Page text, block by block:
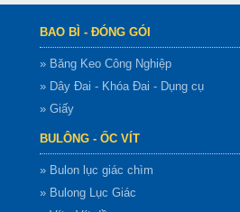
BAO BÌ - ĐÓNG GÓI
» Băng Keo Công Nghiệp
» Dây Đai - Khóa Đai - Dụng cụ
» Giấy
BULÔNG - ỐC VÍT
» Bulon lục giác chìm
» Bulong Lục Giác